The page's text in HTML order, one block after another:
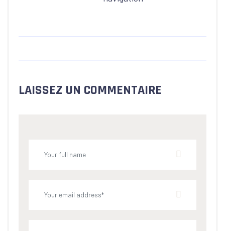
LAISSEZ UN COMMENTAIRE